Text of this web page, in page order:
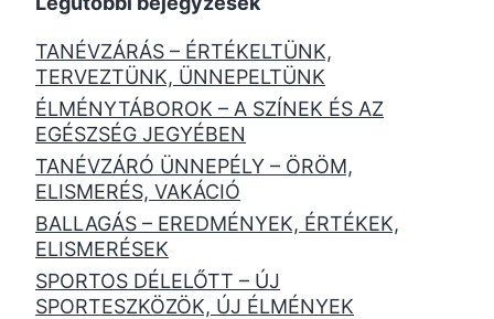
TANÉVZÁRÁS – ÉRTÉKELTÜNK,
TERVEZTÜNK, ÜNNEPELTÜNK
ÉLMÉNYTÁBOROK – A SZÍNEK ÉS AZ
EGÉSZSÉG JEGYÉBEN
TANÉVZÁRÓ ÜNNEPÉLY – ÖRÖM,
ELISMERÉS, VAKÁCIÓ
BALLAGÁS – EREDMÉNYEK, ÉRTÉKEK,
ELISMERÉSEK
SPORTOS DÉLELŐTT – ÚJ
SPORTESZKÖZÖK, ÚJ ÉLMÉNYEK